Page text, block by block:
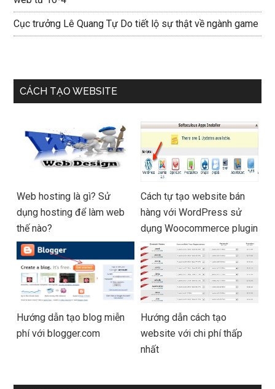
Cục trưởng Lê Quang Tự Do tiết lộ sự thật về ngành game
CÁCH TẠO WEBSITE
Web hosting là gì? Sử
dụng hosting để làm web
thế nào?
Cách tự tạo website bán
hàng với WordPress sử
dụng Woocommerce plugin
Hướng dẫn tạo blog miễn
phí với blogger.com
Hướng dẫn cách tạo
website với chi phí thấp
nhất